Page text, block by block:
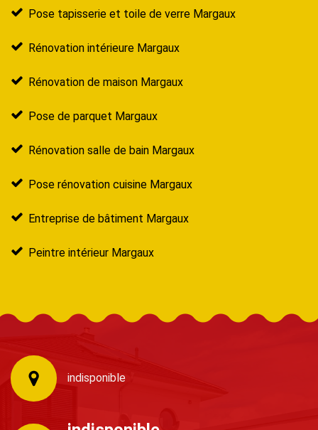
Pose tapisserie et toile de verre Margaux
Rénovation intérieure Margaux
Rénovation de maison Margaux
Pose de parquet Margaux
Rénovation salle de bain Margaux
Pose rénovation cuisine Margaux
Entreprise de bâtiment Margaux
Peintre intérieur Margaux
indisponible